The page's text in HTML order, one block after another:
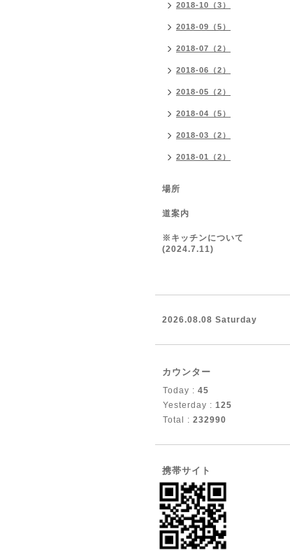
2018-10（3）
2018-09（5）
2018-07（2）
2018-06（2）
2018-05（2）
2018-04（5）
2018-03（2）
2018-01（2）
場所
道案内
※キッチンについて
(2024.7.11)
2026.08.08 Saturday
カウンター
Today : 45
Yesterday : 125
Total : 232990
携帯サイト